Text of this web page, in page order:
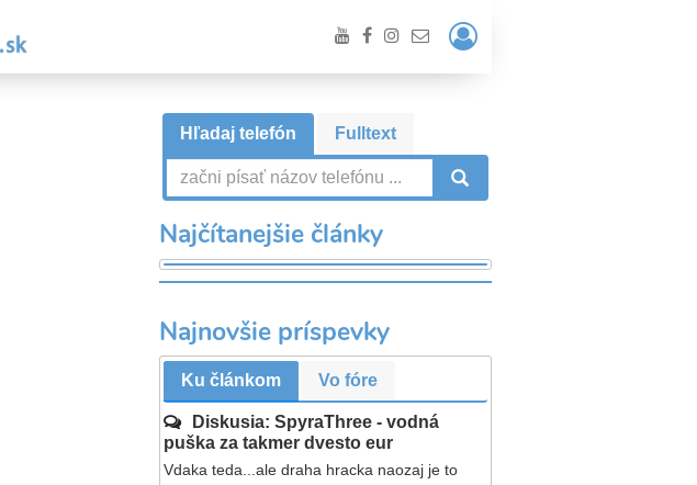
Prihlásiť
/
Registrácia
Hľadaj telefón Fulltext
Najčítanejšie články
Najnovšie príspevky
Ku článkom Vo fóre
Diskusia: SpyraThree - vodná
puška za takmer dvesto eur
Vdaka teda...ale draha hracka naozaj je to